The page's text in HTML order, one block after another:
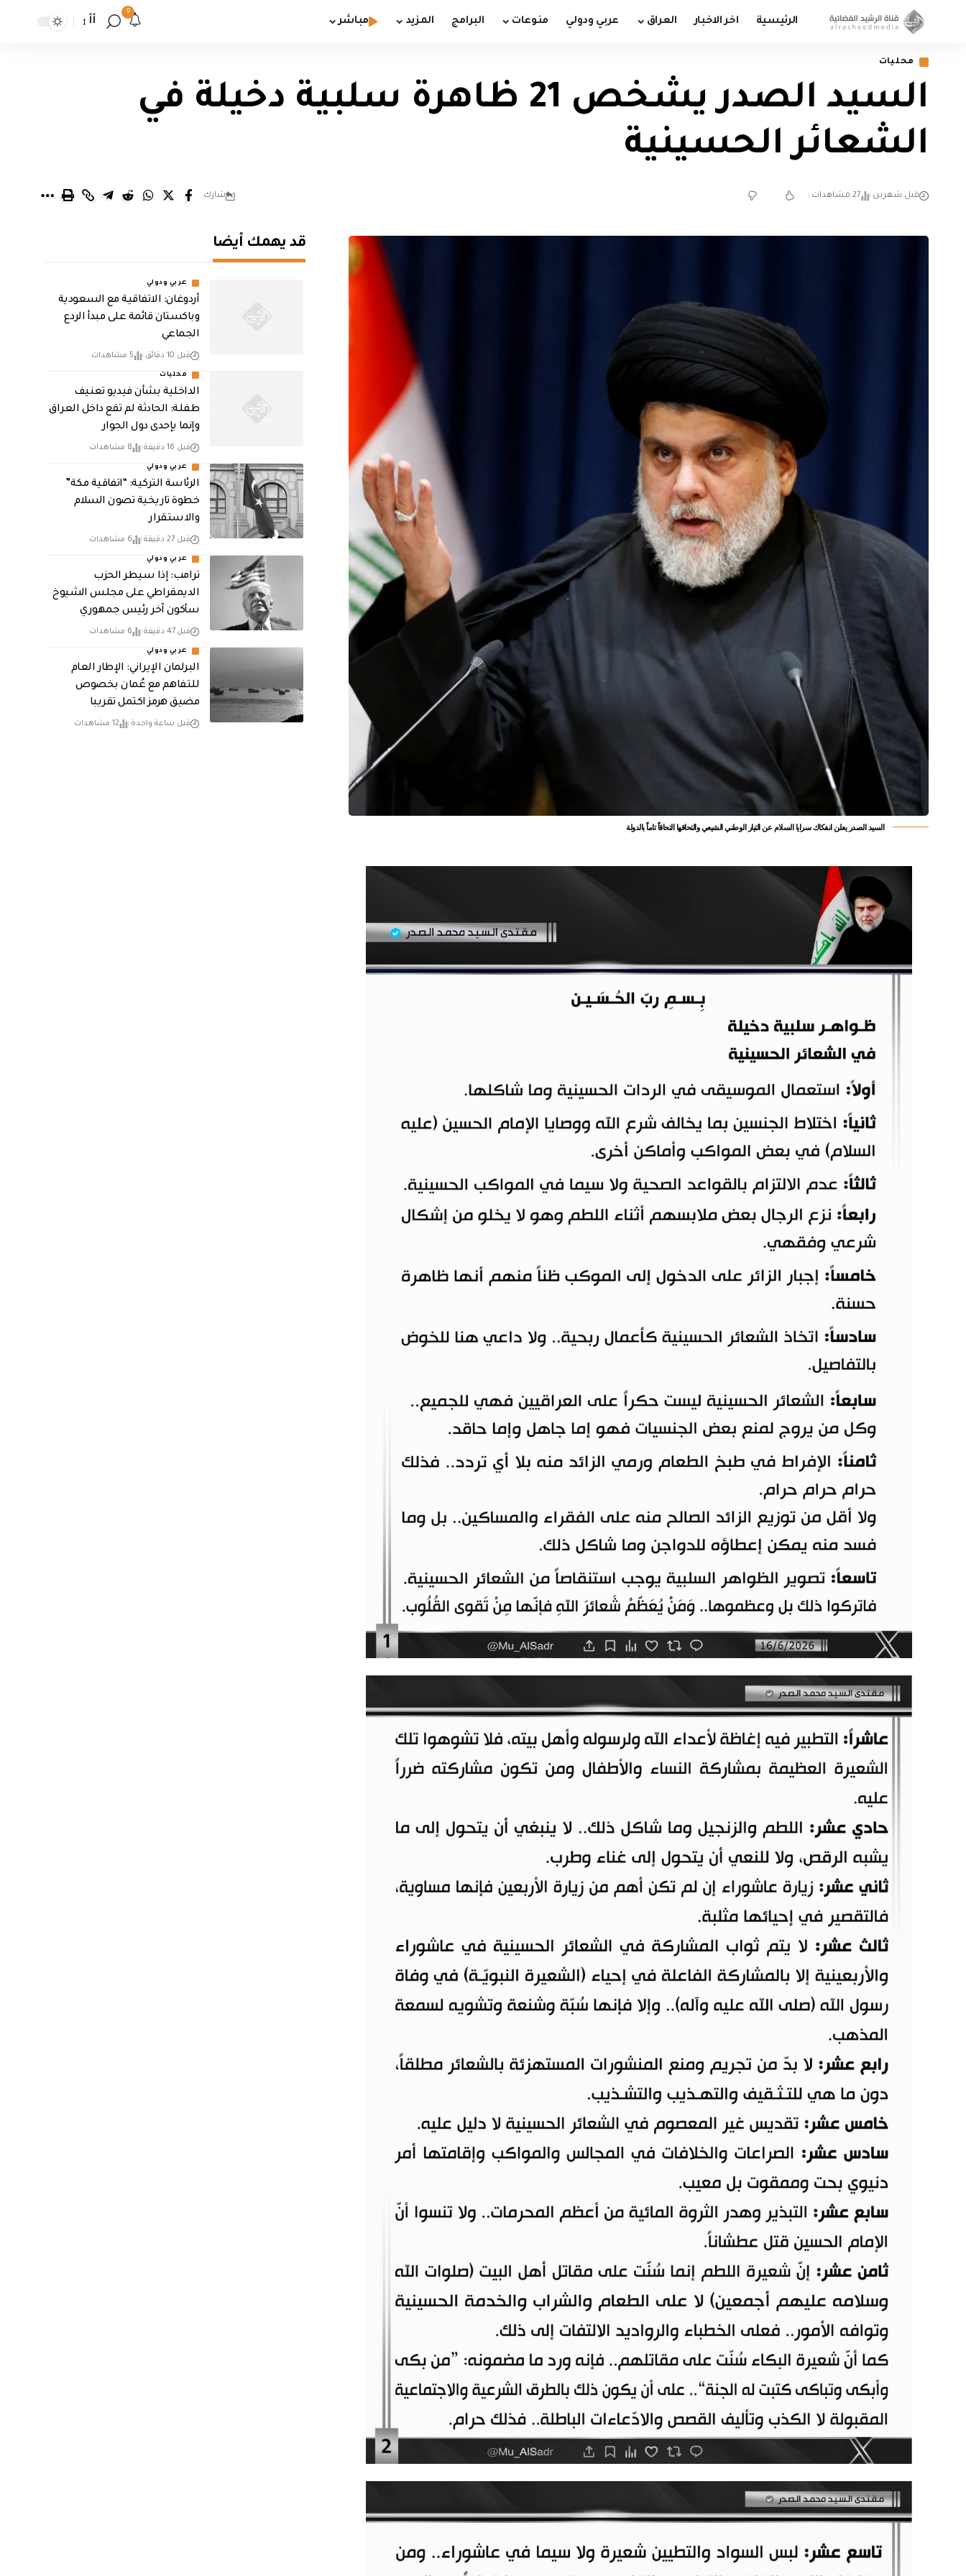
الرئيسية اخر الاخبار العراق عربي ودولي منوعات البرامج المزيد مباشر
9
أأ
محليات
السيد الصدر يشخص 21 ظاهرة سلبية دخيلة في
الشعائر الحسينية
قبل شهرين 27 مشاهدات شارك
السيد الصدر يعلن انفكاك سرايا السلام عن التيار الوطني الشيعي والتحاقها التحاقاً تاماً بالدولة
قد يهمك أيضا
عربي ودولي
أردوغان: الاتفاقية مع السعودية
وباكستان قائمة على مبدأ الردع
الجماعي
قبل 10 دقائق 5 مشاهدات
محليات
الداخلية بشأن فيديو تعنيف
طفلة: الحادثة لم تقع داخل العراق
وإنما بإحدى دول الجوار
قبل 16 دقيقة 8 مشاهدات
عربي ودولي
الرئاسة التركية: “اتفاقية مكة”
خطوة تاريخية تصون السلام
والاستقرار
قبل 27 دقيقة 6 مشاهدات
عربي ودولي
ترامب: إذا سيطر الحزب
الديمقراطي على مجلس الشيوخ
سأكون آخر رئيس جمهوري
قبل 47 دقيقة 6 مشاهدات
عربي ودولي
البرلمان الإيراني: الإطار العام
للتفاهم مع عُمان بخصوص
مضيق هرمز اكتمل تقريبا
قبل ساعة واحدة 12 مشاهدات